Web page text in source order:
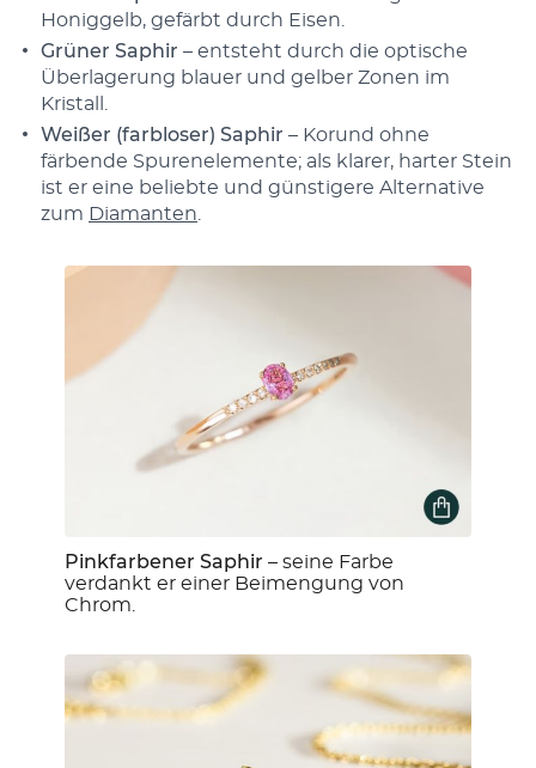
Honiggelb, gefärbt durch Eisen.
Grüner Saphir – entsteht durch die optische
Überlagerung blauer und gelber Zonen im
Kristall.
Weißer (farbloser) Saphir – Korund ohne
färbende Spurenelemente; als klarer, harter Stein
ist er eine beliebte und günstigere Alternative
zum Diamanten
Pinkfarbener Saphir – seine Farbe
verdankt er einer Beimengung von
Chrom.